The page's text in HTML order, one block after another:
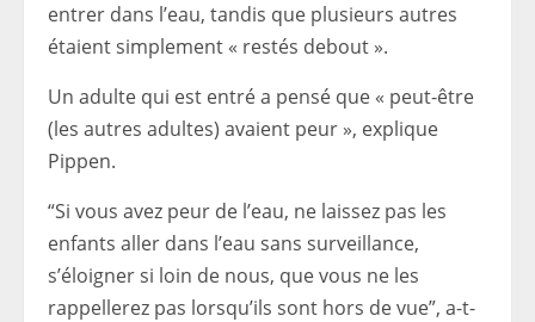
entrer dans l’eau, tandis que plusieurs autres
étaient simplement « restés debout ».
Un adulte qui est entré a pensé que « peut-être
(les autres adultes) avaient peur », explique
Pippen.
“Si vous avez peur de l’eau, ne laissez pas les
enfants aller dans l’eau sans surveillance,
s’éloigner si loin de nous, que vous ne les
rappellerez pas lorsqu’ils sont hors de vue”, a-t-